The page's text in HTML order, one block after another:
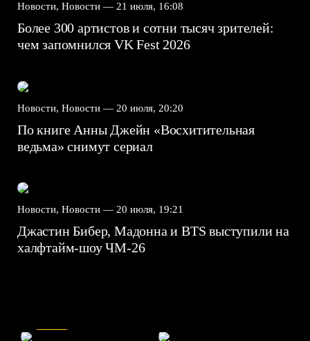
Новости, Новости — 21 июля, 16:08
Более 300 артистов и сотни тысяч зрителей:
чем запомнился VK Fest 2026
Новости, Новости — 20 июля, 20:20
По книге Анны Джейн «Восхитительная
ведьма» снимут сериал
Новости, Новости — 20 июля, 19:21
Джастин Бибер, Мадонна и BTS выступили на
халфтайм-шоу ЧМ-26